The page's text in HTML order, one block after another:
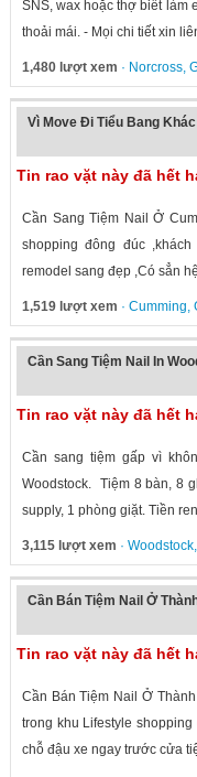
SNS, wax hoặc thợ biết làm
thoải mái. - Mọi chi tiết xin
1,480 lượt xem · Norcross,
Vì Move Đi Tiểu Bang
Tin rao vặt này đã hết
Cần Sang Tiệm Nail Ở
shopping đông đúc
remodel sang đẹp ,Có sẳn
1,519 lượt xem · Cumming,
Cần Sang Tiệm Nail In
Tin rao vặt này đã hết
Cần sang tiệm gấp vì
Woodstock. Tiệm 8 bàn, 8
supply, 1 phòng giặt. Tiền
3,115 lượt xem · Woodstock,
Cần Bán Tiệm Nail Ở
Tin rao vặt này đã hết
Cần Bán Tiệm Nail Ở
trong khu Lifestyle
chỗ đậu xe ngay trước cửa